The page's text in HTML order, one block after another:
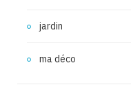
jardin
ma déco